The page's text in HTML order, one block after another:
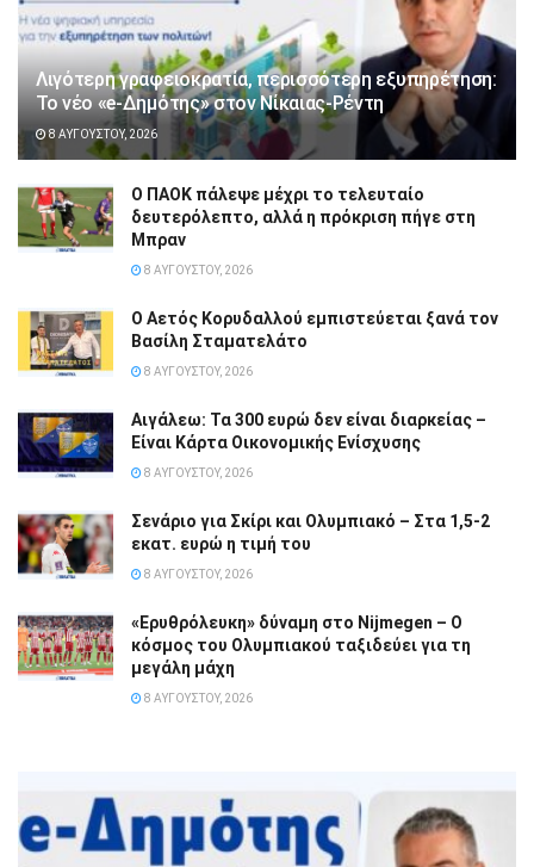
Λιγότερη γραφειοκρατία, περισσότερη εξυπηρέτηση:
Το νέο «e-Δημότης» στον Νίκαιας-Ρέντη
8 ΑΥΓΟΎΣΤΟΥ, 2026
Ο ΠΑΟΚ πάλεψε μέχρι το τελευταίο
δευτερόλεπτο, αλλά η πρόκριση πήγε στη
Μπραν
8 ΑΥΓΟΎΣΤΟΥ, 2026
Ο Αετός Κορυδαλλού εμπιστεύεται ξανά τον
Βασίλη Σταματελάτο
8 ΑΥΓΟΎΣΤΟΥ, 2026
Αιγάλεω: Τα 300 ευρώ δεν είναι διαρκείας –
Είναι Κάρτα Οικονομικής Ενίσχυσης
8 ΑΥΓΟΎΣΤΟΥ, 2026
Σενάριο για Σκίρι και Ολυμπιακό – Στα 1,5-2
εκατ. ευρώ η τιμή του
8 ΑΥΓΟΎΣΤΟΥ, 2026
«Ερυθρόλευκη» δύναμη στο Nijmegen – Ο
κόσμος του Ολυμπιακού ταξιδεύει για τη
μεγάλη μάχη
8 ΑΥΓΟΎΣΤΟΥ, 2026